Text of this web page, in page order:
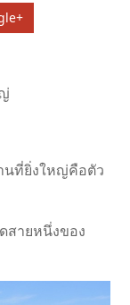
นที่ยิ่งใหญ่คือตัว
สายหนึ่งของ